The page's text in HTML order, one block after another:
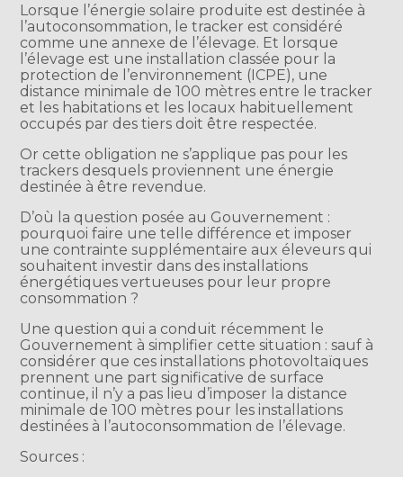
Lorsque l’énergie solaire produite est destinée à
l’autoconsommation, le tracker est considéré
comme une annexe de l’élevage. Et lorsque
l’élevage est une installation classée pour la
protection de l’environnement (ICPE), une
distance minimale de 100 mètres entre le tracker
et les habitations et les locaux habituellement
occupés par des tiers doit être respectée.
Or cette obligation ne s’applique pas pour les
trackers desquels proviennent une énergie
destinée à être revendue.
D’où la question posée au Gouvernement :
pourquoi faire une telle différence et imposer
une contrainte supplémentaire aux éleveurs qui
souhaitent investir dans des installations
énergétiques vertueuses pour leur propre
consommation ?
Une question qui a conduit récemment le
Gouvernement à simplifier cette situation : sauf à
considérer que ces installations photovoltaïques
prennent une part significative de surface
continue, il n’y a pas lieu d’imposer la distance
minimale de 100 mètres pour les installations
destinées à l’autoconsommation de l’élevage.
Sources :